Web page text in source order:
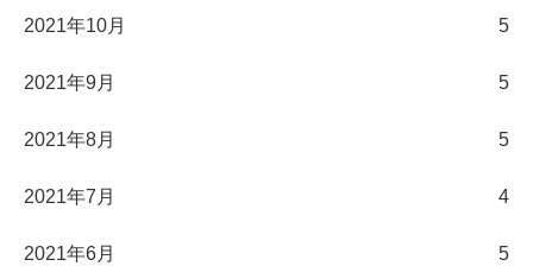
2021年10月 5
2021年9月 5
2021年8月 5
2021年7月 4
2021年6月 5